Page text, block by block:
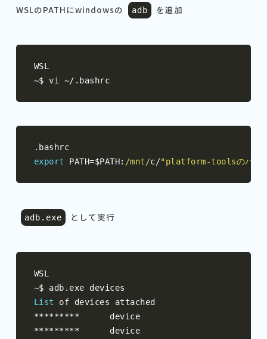
WSLのPATHにwindowsの adb を追加
~$ vi ~/. bashrc
.
export
PATH=$PATH: /mnt/c/"platform-toolsのパス"
adb . exe として実行
~$ adb .
List
*********
*********
      device